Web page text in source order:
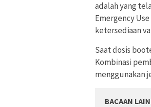
adalah yang
Emergency
ketersediaan
Saat dosis
Kombinasi
menggunakan
BACAAN